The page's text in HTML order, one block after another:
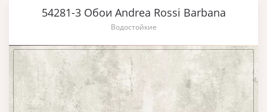
54281-3 Обои Andrea Rossi Barbana
Водостойкие